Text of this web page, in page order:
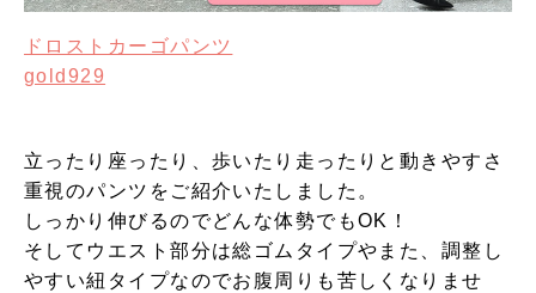
ドロストカーゴパンツ
gold929
立ったり座ったり、歩いたり走ったりと動きやすさ
重視のパンツをご紹介いたしました。
しっかり伸びるのでどんな体勢でもOK！
そしてウエスト部分は総ゴムタイプやまた、調整し
やすい紐タイプなのでお腹周りも苦しくなりませ